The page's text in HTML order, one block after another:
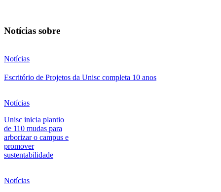
Notícias sobre
Notícias
Escritório de Projetos da Unisc completa 10 anos
Notícias
Unisc inicia plantio
de 110 mudas para
arborizar o campus e
promover
sustentabilidade
Notícias